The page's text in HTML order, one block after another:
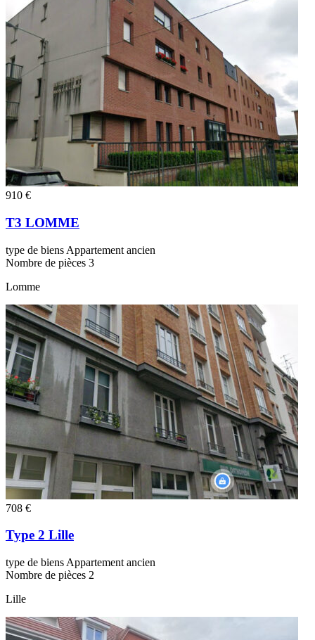
910 €
T3 LOMME
type de biens Appartement ancien
Nombre de pièces 3
Lomme
708 €
Type 2 Lille
type de biens Appartement ancien
Nombre de pièces 2
Lille